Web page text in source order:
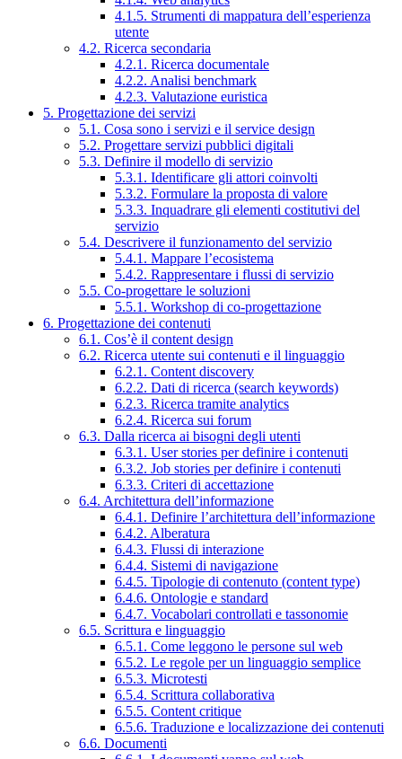
4.1.5. Strumenti di mappatura dell’esperienza
utente
4.2. Ricerca secondaria
4.2.1. Ricerca documentale
4.2.2. Analisi benchmark
4.2.3. Valutazione euristica
5. Progettazione dei servizi
5.1. Cosa sono i servizi e il service design
5.2. Progettare servizi pubblici digitali
5.3. Definire il modello di servizio
5.3.1. Identificare gli attori coinvolti
5.3.2. Formulare la proposta di valore
5.3.3. Inquadrare gli elementi costitutivi del
servizio
5.4. Descrivere il funzionamento del servizio
5.4.1. Mappare l’ecosistema
5.4.2. Rappresentare i flussi di servizio
5.5. Co-progettare le soluzioni
5.5.1. Workshop di co-progettazione
6. Progettazione dei contenuti
6.1. Cos’è il content design
6.2. Ricerca utente sui contenuti e il linguaggio
6.2.1. Content discovery
6.2.2. Dati di ricerca (search keywords)
6.2.3. Ricerca tramite analytics
6.2.4. Ricerca sui forum
6.3. Dalla ricerca ai bisogni degli utenti
6.3.1. User stories per definire i contenuti
6.3.2. Job stories per definire i contenuti
6.3.3. Criteri di accettazione
6.4. Architettura dell’informazione
6.4.1. Definire l’architettura dell’informazione
6.4.2. Alberatura
6.4.3. Flussi di interazione
6.4.4. Sistemi di navigazione
6.4.5. Tipologie di contenuto (content type)
6.4.6. Ontologie e standard
6.4.7. Vocabolari controllati e tassonomie
6.5. Scrittura e linguaggio
6.5.1. Come leggono le persone sul web
6.5.2. Le regole per un linguaggio semplice
6.5.3. Microtesti
6.5.4. Scrittura collaborativa
6.5.5. Content critique
6.5.6. Traduzione e localizzazione dei contenuti
6.6. Documenti